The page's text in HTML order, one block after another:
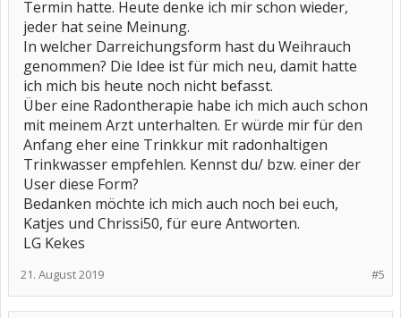
Termin hatte. Heute denke ich mir schon wieder,
jeder hat seine Meinung.
In welcher Darreichungsform hast du Weihrauch
genommen? Die Idee ist für mich neu, damit hatte
ich mich bis heute noch nicht befasst.
Über eine Radontherapie habe ich mich auch schon
mit meinem Arzt unterhalten. Er würde mir für den
Anfang eher eine Trinkkur mit radonhaltigen
Trinkwasser empfehlen. Kennst du/ bzw. einer der
User diese Form?
Bedanken möchte ich mich auch noch bei euch,
Katjes und Chrissi50, für eure Antworten.
LG Kekes
#5
21. August 2019